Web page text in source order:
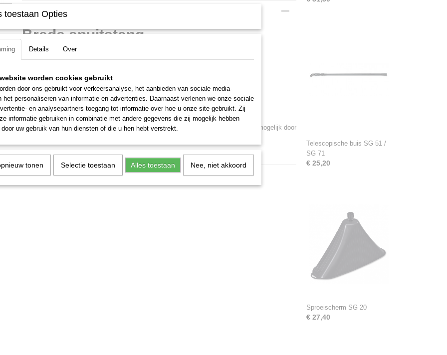
Productcode leverancier
Omschrijving
Brede spuitstang
Artikelnummer: 4255 500 9702
Lengte: 100 cm
Messing
Sproeihoek: 80 graden
Brede spuitstang met drie vlakstraalmonden voor het behandelen van planten met
beschermingsmiddelen op grote oppervlakken. Bewerken van grote oppervlakken mogelijk door
Telescopische buis SG 51 /
SG 71
€ 25,20
Sproeischerm SG 20
€ 27,40
toestaan Opties
Details Over
worden cookies gebruikt
door ons gebruikt voor verkeersanalyse, het aanbieden van sociale media-
het personaliseren van informatie en advertenties. Daarnaast verlenen we onze sociale
en analysepartners toegang tot informatie over hoe u onze site gebruikt. Zij
informatie gebruiken in combinatie met andere gegevens die zij mogelijk hebben
uw gebruik van hun diensten of die u hen hebt verstrekt.
tonen Selectie toestaan Alles toestaan Nee, niet akkoord